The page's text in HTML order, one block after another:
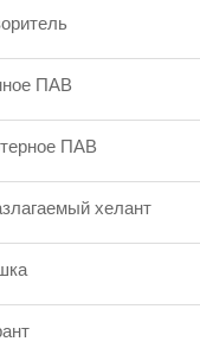
ПАВ
ПАВ
хелант